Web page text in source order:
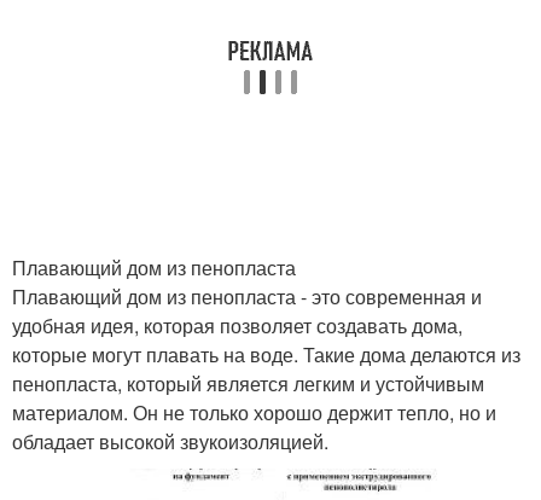
Плавающий дом из пенопласта
Плавающий дом из пенопласта - это современная и
удобная идея, которая позволяет создавать дома,
которые могут плавать на воде. Такие дома делаются из
пенопласта, который является легким и устойчивым
материалом. Он не только хорошо держит тепло, но и
обладает высокой звукоизоляцией.